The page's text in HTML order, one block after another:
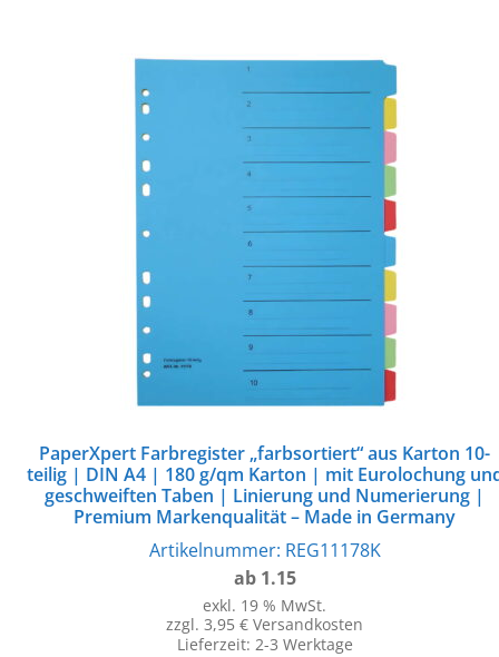
PaperXpert Farbregister „farbsortiert“ aus Karton 10-
teilig | DIN A4 | 180 g/qm Karton | mit Eurolochung
geschweiften Taben | Linierung und Numerierung |
Premium Markenqualität – Made in Germany
Artikelnummer: REG11178K
ab 1.15
exkl. 19 % MwSt.
zzgl. 3,95 € Versandkosten
Lieferzeit: 2-3 Werktage